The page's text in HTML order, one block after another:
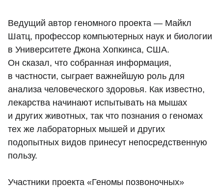
Ведущий автор геномного проекта — Майкл
Шатц, профессор компьютерных наук и биологии
в Университете Джона Хопкинса, США.
Он сказал, что собранная информация,
в частности, сыграет важнейшую роль для
анализа человеческого здоровья. Как известно,
лекарства начинают испытывать на мышах
и других животных, так что познания о геномах
тех же лабораторных мышей и других
подопытных видов принесут непосредственную
пользу.
Участники проекта «Геномы позвоночных»